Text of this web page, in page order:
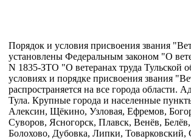
Порядок и условия присвоения звания
установлены Федеральным законом "О
N 1835-ЗТО "О ветеранах труда Тульской
условиях и порядке присвоения звания
распространяется на все города области.
Тула. Крупные города и населенные
Алексин, Щёкино, Узловая, Ефремов,
Суворов, Ясногорск, Плавск, Венёв,
Болохово, Дубовка, Липки, Товарковский,